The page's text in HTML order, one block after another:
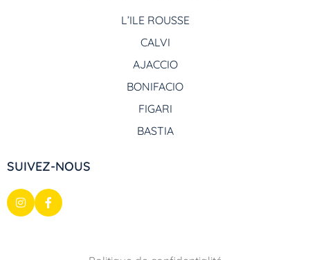
L’ILE ROUSSE
CALVI
AJACCIO
BONIFACIO
FIGARI
BASTIA
SUIVEZ-NOUS